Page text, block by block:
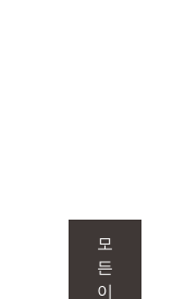
모
든
이